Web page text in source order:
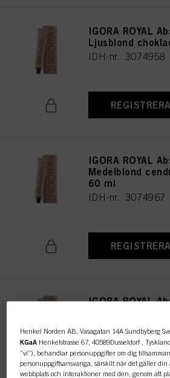
IGORA ROYAL
Ljusblond
IDH-nr. 3074958
IGORA ROYAL
Medelblond
60 ml
IDH-nr. 3074967
IGORA ROYAL
IDH-nr. 3074963
Henkel Norden AB, Vasagatan 14A Sundbyberg
KGaA Henkelstrasse 67, 40589Dusseldorf ,
”vi”), behandlar personuppgifter om dig
personuppgiftsansvariga, särskilt när det gäller
webbplats och interaktioner med den, genom att